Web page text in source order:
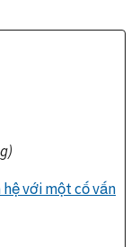
với một cố vấn